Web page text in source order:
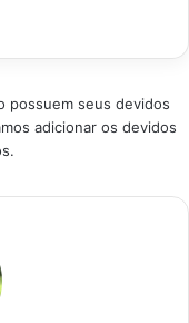
o melhor
possuem seus devidos
adicionar os devidos